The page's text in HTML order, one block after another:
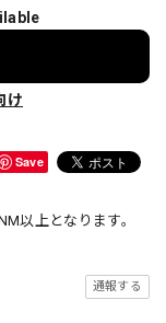
け
Save
以上となります。
通報する